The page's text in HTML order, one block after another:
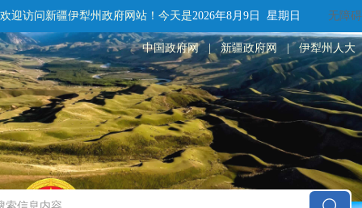
欢迎访问新疆伊犁州政府网站！ 今天是2026年8月9日 星期日 无障碍
中国政府网 | 新疆政府网 | 伊犁州人大